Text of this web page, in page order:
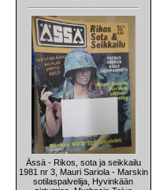
Ässä - Rikos, sota ja seikkailu
1981 nr 3, Mauri Sariola - Marskin
sotilaspalvelija, Hyvinkään